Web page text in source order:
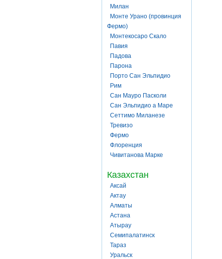
Милан
Монте Урано (провинция
Фермо)
Монтекосаро Скало
Павия
Падова
Парона
Порто Сан Эльпидио
Рим
Сан Мауро Пасколи
Сан Эльпидио а Маре
Сеттимо Миланезе
Тревизо
Фермо
Флоренция
Чивитанова Марке
Казахстан
Аксай
Актау
Алматы
Астана
Атырау
Семипалатинск
Тараз
Уральск